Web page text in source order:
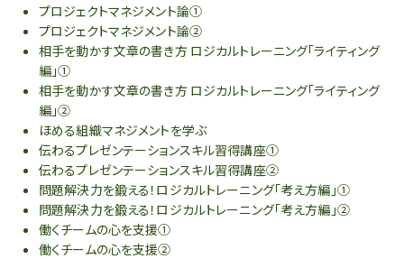
プロジェクトマネジメント論①
プロジェクトマネジメント論②
相手を動かす文章の書き方 ロジカルトレーニング「ライティング
編」①
相手を動かす文章の書き方 ロジカルトレーニング「ライティング
編」②
ほめる組織マネジメントを学ぶ
伝わるプレゼンテーションスキル習得講座①
伝わるプレゼンテーションスキル習得講座②
問題解決力を鍛える！ロジカルトレーニング「考え方編」①
問題解決力を鍛える！ロジカルトレーニング「考え方編」②
働くチームの心を支援①
働くチームの心を支援②